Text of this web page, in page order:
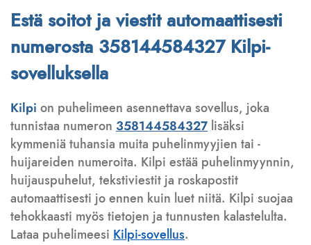
Estä soitot ja viestit automaattisesti
numerosta 358144584327 Kilpi-
sovelluksella
Kilpi on puhelimeen asennettava sovellus, joka
tunnistaa numeron 358144584327lisäksi
kymmeniä tuhansia muita puhelinmyyjien tai -
huijareiden numeroita. Kilpi estää puhelinmyynnin,
huijauspuhelut, tekstiviestit ja roskapostit
automaattisesti jo ennen kuin luet niitä. Kilpi suojaa
tehokkaasti myös tietojen ja tunnusten kalastelulta.
Lataa puhelimeesi Kilpi-sovellus.